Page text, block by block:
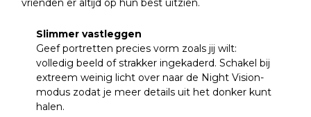
vrienden er altijd op hun best uitzien.
Slimmer vastleggen
Geef portretten precies vorm zoals jij wilt:
volledig beeld of strakker ingekaderd. Schakel bij
extreem weinig licht over naar de Night Vision-
modus zodat je meer details uit het donker kunt
halen.